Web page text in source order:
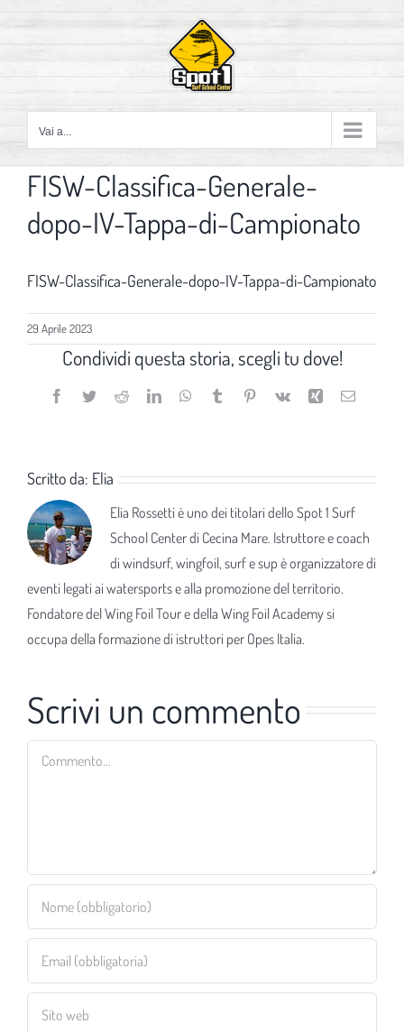
contenuto
Vai a...
FISW-Classifica-Generale-
dopo-IV-Tappa-di-Campionato
FISW-Classifica-Generale-dopo-IV-Tappa-di-Campionato
29 Aprile 2023
Condividi questa storia, scegli tu dove!
Facebook
TwitterRedditLinkedInWhatsApp
TumblrPinterest
Vk Xing Email
Scritto da: Elia
Elia Rossetti è uno dei titolari dello Spot 1 Surf
School Center di Cecina Mare. Istruttore e coach
di windsurf, wingfoil, surf e sup è organizzatore di
eventi legati ai watersports e alla promozione del territorio.
Fondatore del Wing Foil Tour e della Wing Foil Academy si
occupa della formazione di istruttori per Opes Italia.
Scrivi un commento
Commento